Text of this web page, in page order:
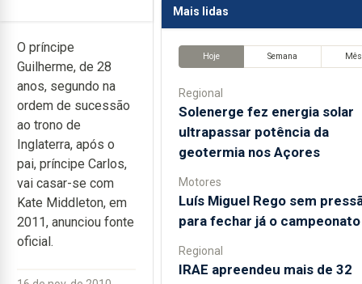
O príncipe
Guilherme, de 28
anos, segundo na
ordem de sucessão
ao trono de
Inglaterra, após o
pai, príncipe Carlos,
vai casar-se com
Kate Middleton, em
2011, anunciou fonte
oficial.
Mais lidas
Hoje Semana Mês
Regional
Solenerge fez energia solar
ultrapassar potência da
geotermia nos Açores
Motores
Luís Miguel Rego sem
para fechar já o campeonato
Regional
IRAE apreendeu mais de 32